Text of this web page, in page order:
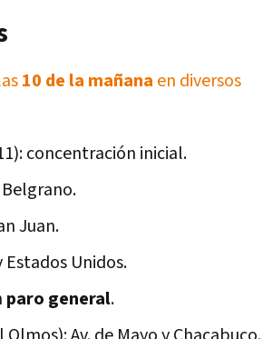
10 de la mañana en diversos
concentración inicial.
Belgrano.
Juan.
Estados Unidos.
paro general.